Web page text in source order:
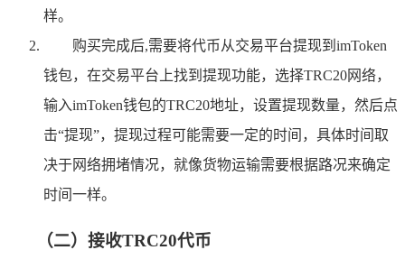
样。
购买完成后,需要将代币从交易平台提现到imToken
钱包，在交易平台上找到提现功能，选择TRC20网络，
输入imToken钱包的TRC20地址，设置提现数量，然后点
击“提现”，提现过程可能需要一定的时间，具体时间取
决于网络拥堵情况，就像货物运输需要根据路况来确定
时间一样。
（二）接收TRC20代币